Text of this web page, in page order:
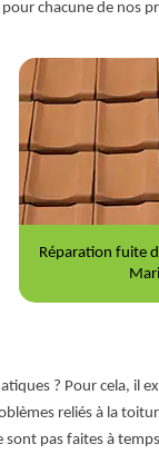
chacune de nos
Nettoyage et
? Pour cela, il
reliés à la
pas faites à